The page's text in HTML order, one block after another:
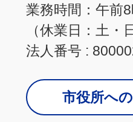
業務時間：午前
（休業日：土
法人番号 :
市役所へ